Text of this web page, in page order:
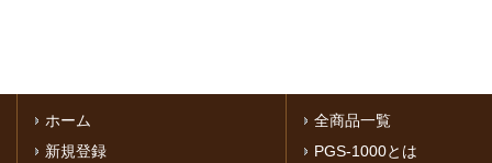
ホーム
新規登録
全商品一覧
PGS-1000とは